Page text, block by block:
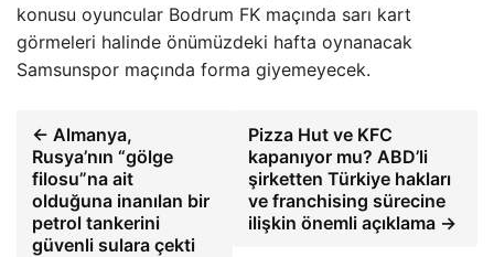
konusu oyuncular Bodrum FK maçında sarı kart
görmeleri halinde önümüzdeki hafta oynanacak
Samsunspor maçında forma giyemeyecek.
← Almanya,
Rusya’nın “gölge
filosu”na ait
olduğuna inanılan bir
petrol tankerini
güvenli sulara çekti
Pizza Hut ve KFC
kapanıyor mu? ABD’li
şirketten Türkiye hakları
ve franchising sürecine
ilişkin önemli açıklama →